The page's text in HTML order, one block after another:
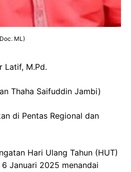
ML)
Latif, M.Pd.
Thaha Saifuddin Jambi)
di Pentas Regional dan
Hari Ulang Tahun (HUT)
Januari 2025 menandai